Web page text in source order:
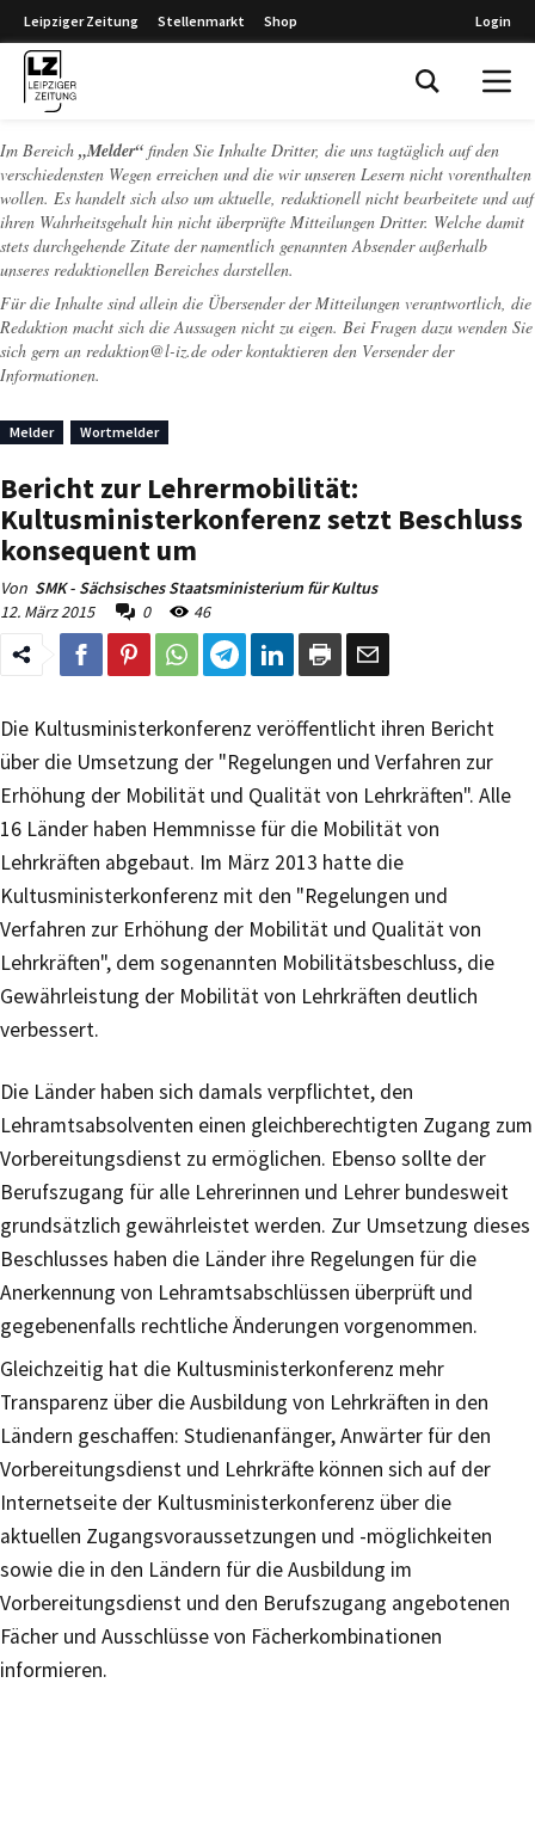
Leipziger Zeitung Stellenmarkt Shop Login
Im Bereich „Melder“ finden Sie Inhalte Dritter, die uns tagtäglich auf den
verschiedensten Wegen erreichen und die wir unseren Lesern nicht vorenthalten
wollen. Es handelt sich also um aktuelle, redaktionell nicht bearbeitete und auf
ihren Wahrheitsgehalt hin nicht überprüfte Mitteilungen Dritter. Welche damit
stets durchgehende Zitate der namentlich genannten Absender außerhalb
unseres redaktionellen Bereiches darstellen.
Für die Inhalte sind allein die Übersender der Mitteilungen verantwortlich, die
Redaktion macht sich die Aussagen nicht zu eigen. Bei Fragen dazu wenden Sie
sich gern an redaktion@l-iz.de oder kontaktieren den Versender der
Informationen.
Melder Wortmelder
Bericht zur Lehrermobilität:
Kultusministerkonferenz setzt Beschluss
konsequent um
Von SMK - Sächsisches Staatsministerium für Kultus
12. März 2015
0 46
Die Kultusministerkonferenz veröffentlicht ihren Bericht
über die Umsetzung der "Regelungen und Verfahren zur
Erhöhung der Mobilität und Qualität von Lehrkräften". Alle
16 Länder haben Hemmnisse für die Mobilität von
Lehrkräften abgebaut. Im März 2013 hatte die
Kultusministerkonferenz mit den "Regelungen und
Verfahren zur Erhöhung der Mobilität und Qualität von
Lehrkräften", dem sogenannten Mobilitätsbeschluss, die
Gewährleistung der Mobilität von Lehrkräften deutlich
verbessert.
Die Länder haben sich damals verpflichtet, den
Lehramtsabsolventen einen gleichberechtigten Zugang zum
Vorbereitungsdienst zu ermöglichen. Ebenso sollte der
Berufszugang für alle Lehrerinnen und Lehrer bundesweit
grundsätzlich gewährleistet werden. Zur Umsetzung dieses
Beschlusses haben die Länder ihre Regelungen für die
Anerkennung von Lehramtsabschlüssen überprüft und
gegebenenfalls rechtliche Änderungen vorgenommen.
Gleichzeitig hat die Kultusministerkonferenz mehr
Transparenz über die Ausbildung von Lehrkräften in den
Ländern geschaffen: Studienanfänger, Anwärter für den
Vorbereitungsdienst und Lehrkräfte können sich auf der
Internetseite der Kultusministerkonferenz über die
aktuellen Zugangsvoraussetzungen und -möglichkeiten
sowie die in den Ländern für die Ausbildung im
Vorbereitungsdienst und den Berufszugang angebotenen
Fächer und Ausschlüsse von Fächerkombinationen
informieren.